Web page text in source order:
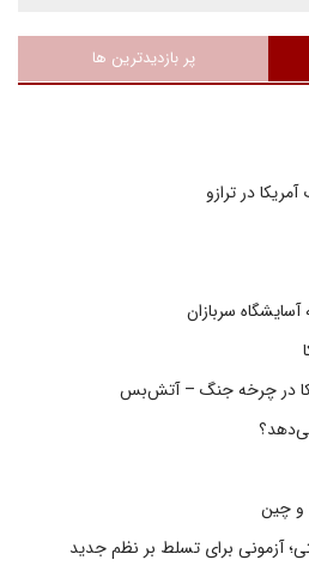
پر بازدیدترین ها
در ترازو
سربازان
در چرخه جنگ – آتش‌بس
و چین
آزمونی برای تسلط بر نظم جدید